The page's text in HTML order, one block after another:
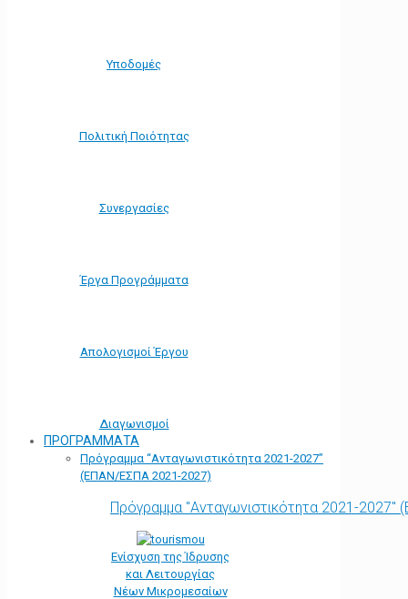
Υποδομές
Πολιτική Ποιότητας
Συνεργασίες
Έργα Προγράμματα
Απολογισμοί Έργου
Διαγωνισμοί
ΠΡΟΓΡΑΜΜΑΤΑ
Πρόγραμμα “Ανταγωνιστικότητα 2021-2027”
(ΕΠΑΝ/ΕΣΠΑ 2021-2027)
Πρόγραμμα "Ανταγωνιστικότητα 2021-
Ενίσχυση της Ίδρυσης
και Λειτουργίας
Νέων Μικρομεσαίων